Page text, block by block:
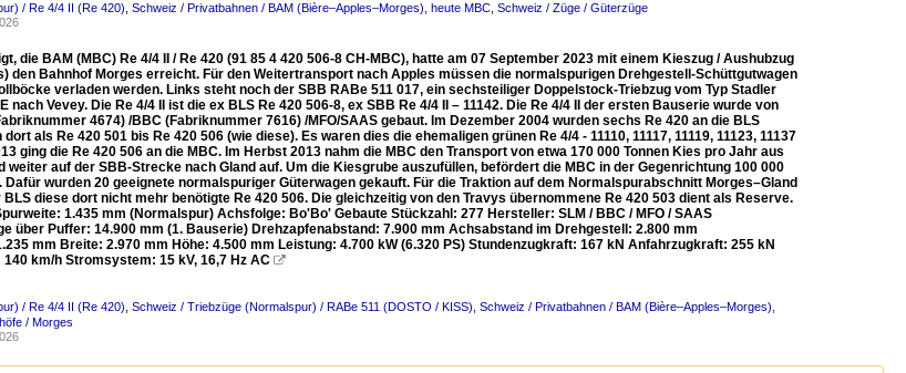
/ Re 4/4 II (Re 420) Schweiz / Privatbahnen / BAM (Bière–Apples–Morges), heute MBC Schweiz / Züge / Güterzüge
die BAM (MBC) Re 4/4 II / Re 420 (91 85 4 420 506-8 CH-MBC), hatte am 07 September 2023 mit einem Kieszug / Aushubzug
den Bahnhof Morges erreicht. Für den Weitertransport nach Apples müssen die normalspurigen Drehgestell-Schüttgutwagen
verladen werden. Links steht noch der SBB RABe 511 017, ein sechsteiliger Doppelstock-Triebzug vom Typ Stadler
nach Vevey. Die Re 4/4 II ist die ex BLS Re 420 506-8, ex SBB Re 4/4 II – 11142. Die Re 4/4 II der ersten Bauserie wurde von
4674) /BBC (Fabriknummer 7616) /MFO/SAAS gebaut. Im Dezember 2004 wurden sechs Re 420 an die BLS
als Re 420 501 bis Re 420 506 (wie diese). Es waren dies die ehemaligen grünen Re 4/4 - 11110, 11117, 11119, 11123, 11137
ging die Re 420 506 an die MBC. Im Herbst 2013 nahm die MBC den Transport von etwa 170 000 Tonnen Kies pro Jahr aus
weiter auf der SBB-Strecke nach Gland auf. Um die Kiesgrube auszufüllen, befördert die MBC in der Gegenrichtung 100 000
Dafür wurden 20 geeignete normalspuriger Güterwagen gekauft. Für die Traktion auf dem Normalspurabschnitt Morges–Gland
diese dort nicht mehr benötigte Re 420 506. Die gleichzeitig von den Travys übernommene Re 420 503 dient als Reserve.
1.435 mm (Normalspur) Achsfolge: Bo'Bo' Gebaute Stückzahl: 277 Hersteller: SLM / BBC / MFO / SAAS
über Puffer: 14.900 mm (1. Bauserie) Drehzapfenabstand: 7.900 mm Achsabstand im Drehgestell: 2.800 mm
mm Breite: 2.970 mm Höhe: 4.500 mm Leistung: 4.700 kW (6.320 PS) Stundenzugkraft: 167 kN Anfahrzugkraft: 255 kN
km/h Stromsystem: 15 kV, 16,7 Hz AC 
/ Re 4/4 II (Re 420) Schweiz / Triebzüge (Normalspur) / RABe 511 (DOSTO / KISS) Schweiz / Privatbahnen / BAM (Bière–Apples–Morges),
/ Morges